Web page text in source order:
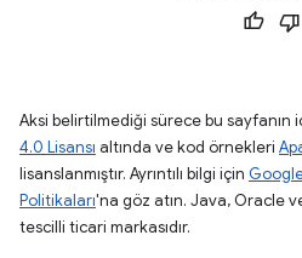
Aksi belirtilmediği sürece bu sayfanın
4.0 Lisansı altında ve kod örnekleri
lisanslanmıştır. Ayrıntılı bilgi için
Politikaları'na göz atın. Java, Oracle
tescilli ticari markasıdır.